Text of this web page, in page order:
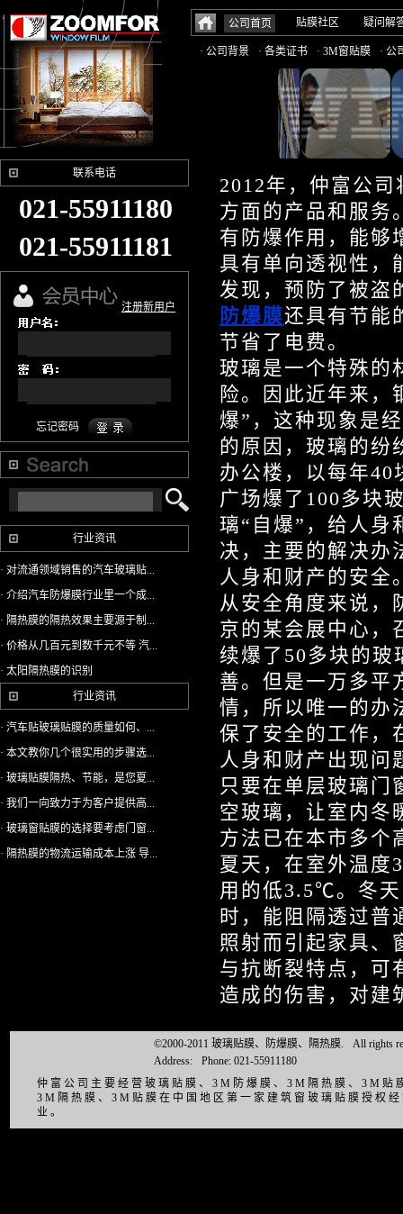
公司首页 贴膜社区 疑问解
· 公司背景 · 各类证书 · 3M窗贴膜 · 公
联系电话
021-55911180
021-55911181
注册新用户
忘记密码
行业资讯
· 对流通领域销售的汽车玻璃贴...
· 介绍汽车防爆膜行业里一个成...
· 隔热膜的隔热效果主要源于制...
· 价格从几百元到数千元不等 汽...
· 太阳隔热膜的识别
行业资讯
· 汽车贴玻璃贴膜的质量如何、...
· 本文教你几个很实用的步骤选...
· 玻璃贴膜隔热、节能，是您夏...
· 我们一向致力于为客户提供高...
· 玻璃窗贴膜的选择要考虑门窗...
· 隔热膜的物流运输成本上涨 导...
2012年，仲富公
方面的产品和服务
有防爆作用，能够
具有单向透视性，
发现，预防了被盗
防爆膜还具有节能
节省了电费。
玻璃是一个特殊的
险。因此近年来，
爆”，这种现象是
的原因，玻璃的纷
办公楼，以每年40
广场爆了100多块
璃“自爆”，给人身
决，主要的解决办
人身和财产的安
从安全角度来说，
京的某会展中心，
续爆了50多块的玻
善。但是一万多平
情，所以唯一的办
保了安全的工作，
人身和财产出现问
只要在单层玻璃门
空玻璃，让室内冬
方法已在本市多个
夏天，在室外温
用的低3.5℃。冬天
时，能阻隔透过普
照射而引起家具、
与抗断裂特点，可
造成的伤害，对建
©2000-2011 玻璃贴膜、防爆膜、隔热膜.
All rights
Address:
Phone: 021-55911180
仲富公司主要经营玻璃贴膜、3M防爆膜、3M隔热膜、3M
3M隔热膜、3M贴膜在中国地区第一家建筑窗玻璃贴膜授权
业。